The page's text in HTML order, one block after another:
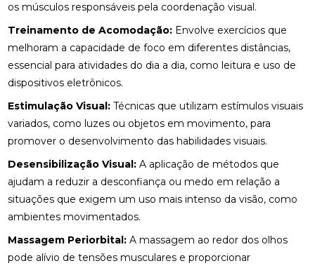
os músculos responsáveis pela coordenação visual.
Treinamento de Acomodação: Envolve exercícios que
melhoram a capacidade de foco em diferentes distâncias,
essencial para atividades do dia a dia, como leitura e uso de
dispositivos eletrônicos.
Estimulação Visual: Técnicas que utilizam estímulos visuais
variados, como luzes ou objetos em movimento, para
promover o desenvolvimento das habilidades visuais.
Desensibilização Visual: A aplicação de métodos que
ajudam a reduzir a desconfiança ou medo em relação a
situações que exigem um uso mais intenso da visão, como
ambientes movimentados.
Massagem Periorbital: A massagem ao redor dos olhos
pode alívio de tensões musculares e proporcionar
COMO FUNCIONA
BENEFÍCIOS DA QUIROPRAXIA PARA O NERVO
BENEFÍCIOS DA QUIROPRAXIA PARA SUA SAÚDE
BENEFÍCIOS DAS PALMILHAS PARA JOANETE
CLÍNICA DE OSTEOPATIA: COMO ESCOLHER A
MELHOR PARA SUAS NECESSIDADES
ENCONTRE ALÍVIO E BEM-ESTAR NA REGIÃO
ENCONTRE ALÍVIO E BEM-ESTAR NA SUA REGIÃO